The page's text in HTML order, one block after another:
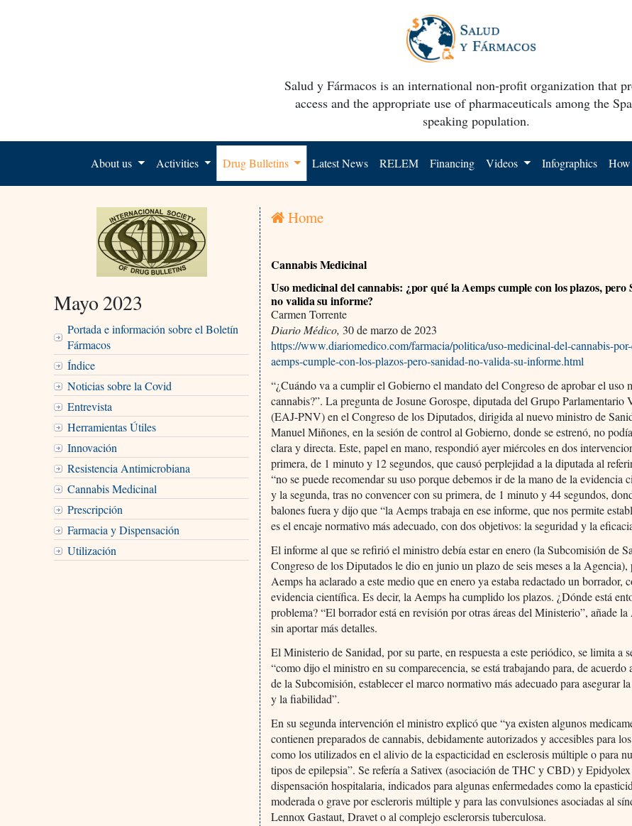
Salud y Fármacos is an international non-profit organization that
access and the appropriate use of pharmaceuticals among the
speaking population.
About us Activities Drug Bulletins Latest News RELEM Financing Videos Infographics
Mayo 2023
Portada e información sobre el Boletín
Fármacos
Índice
Noticias sobre la Covid
Entrevista
Herramientas Útiles
Innovación
Resistencia Antimicrobiana
Cannabis Medicinal
Prescripción
Farmacia y Dispensación
Utilización
Home
Cannabis Medicinal
Uso medicinal del cannabis: ¿por qué la Aemps cumple con los plazos, pero
no valida su informe?
Carmen Torrente
Diario Médico, 30 de marzo de 2023
https://www.diariomedico.com/farmacia/politica/uso-medicinal-del-cannabis-
aemps-cumple-con-los-plazos-pero-sanidad-no-valida-su-informe.html
“¿Cuándo va a cumplir el Gobierno el mandato del Congreso de aprobar el uso
cannabis?”. La pregunta de Josune Gorospe, diputada del Grupo Parlamentario
(EAJ-PNV) en el Congreso de los Diputados, dirigida al nuevo ministro de
Manuel Miñones, en la sesión de control al Gobierno, donde se estrenó, no
clara y directa. Este, papel en mano, respondió ayer miércoles en dos
primera, de 1 minuto y 12 segundos, que causó perplejidad a la diputada al
“no se puede recomendar su uso porque debemos ir de la mano de la evidencia
y la segunda, tras no convencer con su primera, de 1 minuto y 44 segundos,
balones fuera y dijo que “la Aemps trabaja en ese informe, que nos permite
es el encaje normativo más adecuado, con dos objetivos: la seguridad y la
El informe al que se refirió el ministro debía estar en enero (la Subcomisión de
Congreso de los Diputados le dio en junio un plazo de seis meses a la Agencia),
Aemps ha aclarado a este medio que en enero ya estaba redactado un borrador,
evidencia científica. Es decir, la Aemps ha cumplido los plazos. ¿Dónde está
problema? “El borrador está en revisión por otras áreas del Ministerio”, añade
sin aportar más detalles.
El Ministerio de Sanidad, por su parte, en respuesta a este periódico, se limita a
“como dijo el ministro en su comparecencia, se está trabajando para, de acuerdo
de la Subcomisión, establecer el marco normativo más adecuado para asegurar
y la fiabilidad”.
En su segunda intervención el ministro explicó que “ya existen algunos
contienen preparados de cannabis, debidamente autorizados y accesibles para
como los utilizados en el alivio de la espacticidad en esclerosis múltiple o para
tipos de epilepsia”. Se refería a Sativex (asociación de THC y CBD) y
dispensación hospitalaria, indicados para algunas enfermedades como la
moderada o grave por escleroris múltiple y para las convulsiones asociadas al
Lennox Gastaut, Dravet o al complejo esclerorsis tuberculosa.